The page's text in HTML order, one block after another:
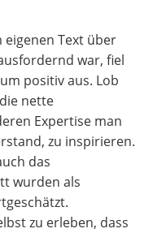
eigenen Text über
war, fiel
positiv aus. Lob
nette
Expertise man
zu inspirieren.
das
wurden als
zu erleben, dass